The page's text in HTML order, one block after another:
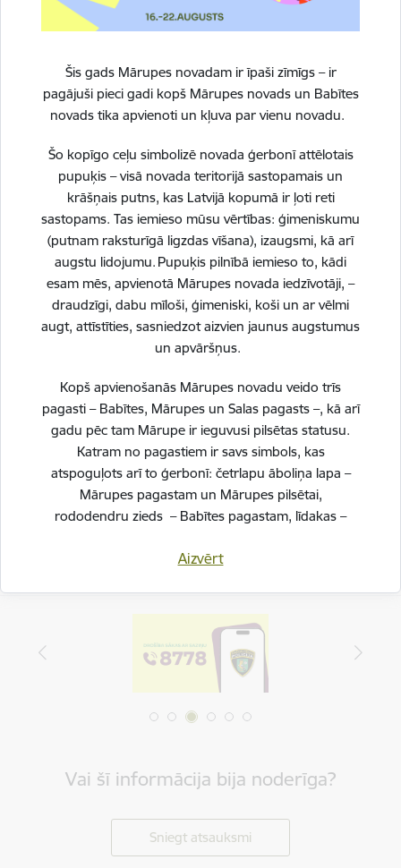
Šis gads Mārupes novadam ir īpaši zīmīgs – ir
pagājuši pieci gadi kopš Mārupes novads un Babītes
novads tika apvienoti un kļuva par vienu novadu.
Šo kopīgo ceļu simbolizē novada ģerbonī attēlotais
pupuķis – visā novada teritorijā sastopamais un
krāšņais putns, kas Latvijā kopumā ir ļoti reti
sastopams. Tas iemieso mūsu vērtības: ģimeniskumu
(putnam raksturīgā ligzdas vīšana), izaugsmi, kā arī
augstu lidojumu. Pupuķis pilnībā iemieso to, kādi
esam mēs, apvienotā Mārupes novada iedzīvotāji, –
draudzīgi, dabu mīloši, ģimeniski, koši un ar vēlmi
augt, attīstīties, sasniedzot aizvien jaunus augstumus
un apvāršņus.
Kopš apvienošanās Mārupes novadu veido trīs
pagasti – Babītes, Mārupes un Salas pagasts –, kā arī
gadu pēc tam Mārupe ir ieguvusi pilsētas statusu.
Katram no pagastiem ir savs simbols, kas
atspoguļots arī to ģerbonī: četrlapu āboliņa lapa –
Mārupes pagastam un Mārupes pilsētai,
rododendru zieds – Babītes pagastam, līdakas –
simbolus vienotā, stilizētā vizuālā rakstā – kā stāstu
par mums pašiem. Mēs esam dažādi, bet kopā
veidojam vienotu, košu un pilnīgu novadu.
SVĒTKU PROGRAMMA
Aizvērt
Trauksmes celšana
Iekšējā kontroles sistēma
Skatīt vairāk
Personas datu aizsardzība
Skatīt vairāk
Drukāt lapu
Dalīties
Vai šī informācija bija noderīga?
Sniegt atsauksmi